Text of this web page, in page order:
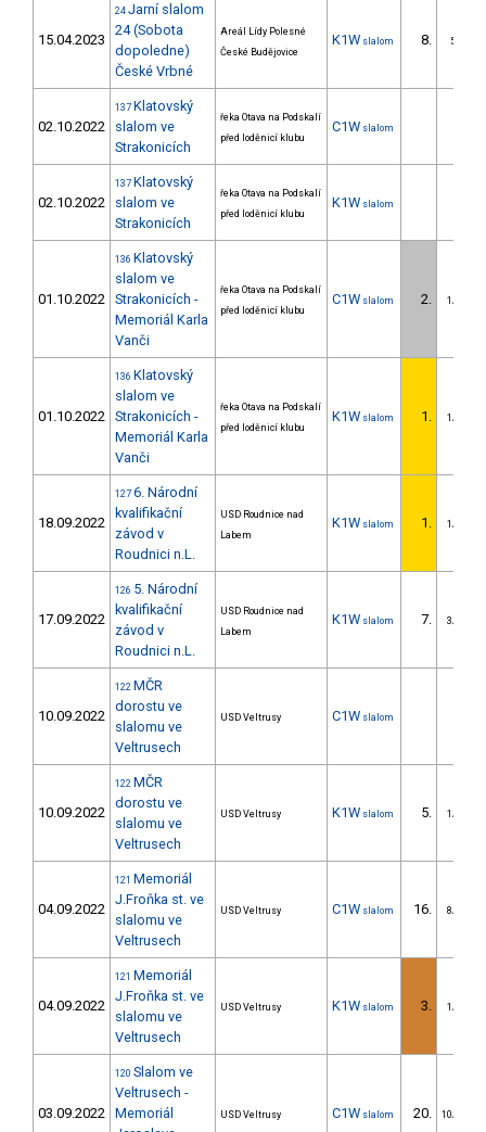
15.04.2023
24 Jarní slalom
24 (Sobota
dopoledne)
České Vrbné
Areál Lídy Polesné
České Budějovice
K1W slalom 8. 5/DS
02.10.2022
137 Klatovský
slalom ve
Strakonicích
řeka Otava na Podskalí
před loděnicí klubu
C1W slalom
02.10.2022
137 Klatovský
slalom ve
Strakonicích
řeka Otava na Podskalí
před loděnicí klubu
K1W slalom
01.10.2022
136 Klatovský
slalom ve
Strakonicích -
Memoriál Karla
Vanči
řeka Otava na Podskalí
před loděnicí klubu
C1W slalom 2. 1/DM
01.10.2022
136 Klatovský
slalom ve
Strakonicích -
Memoriál Karla
Vanči
řeka Otava na Podskalí
před loděnicí klubu
K1W slalom 1. 1/DM
18.09.2022
127 6. Národní
kvalifikační
závod v
Roudnici n.L.
USD Roudnice nad
Labem
K1W slalom 1. 1/DM
17.09.2022
126 5. Národní
kvalifikační
závod v
Roudnici n.L.
USD Roudnice nad
Labem
K1W slalom 7. 3/DM
10.09.2022
122 MČR
dorostu ve
slalomu ve
Veltrusech
USD Veltrusy C1W slalom
10.09.2022
122 MČR
dorostu ve
slalomu ve
Veltrusech
USD Veltrusy K1W slalom 5. 1/DM
04.09.2022
121 Memoriál
J.Froňka st. ve
slalomu ve
Veltrusech
USD Veltrusy C1W slalom 16. 8/DM
04.09.2022
121 Memoriál
J.Froňka st. ve
slalomu ve
Veltrusech
USD Veltrusy K1W slalom 3. 1/DM
03.09.2022
120 Slalom ve
Veltrusech -
Memoriál
USD Veltrusy C1W slalom 20. 10/DM